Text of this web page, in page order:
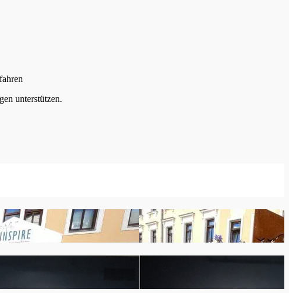
unterstützen.